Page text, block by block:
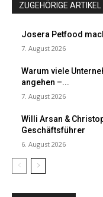
ZUGEHÖRIGE ARTIKEL
Josera Petfood
7. August 2026
Warum viele
angehen –...
7. August 2026
Willi Arsan &
Geschäftsführer
6. August 2026